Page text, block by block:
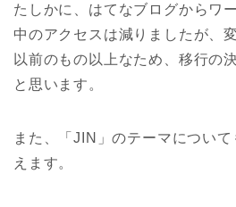
たしかに、はてなブログからワ
中のアクセスは減りましたが、
以前のもの以上なため、移行の
と思います。
また、「JIN」のテーマについ
えます。